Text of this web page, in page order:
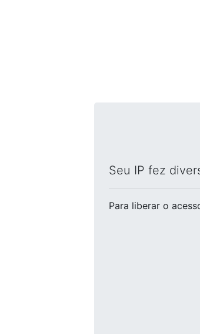
Seu IP fez
Para liberar o